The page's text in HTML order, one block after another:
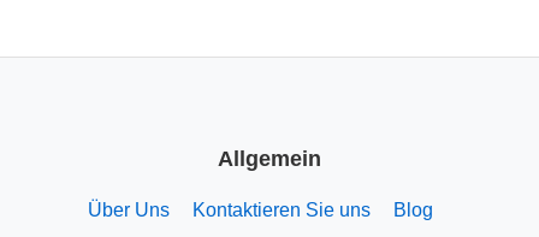
Allgemein
Über Uns Kontaktieren Sie uns
Blog